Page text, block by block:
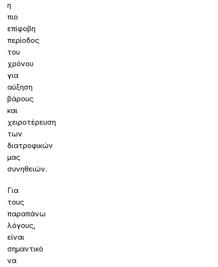
η
πιο
επίφοβη
περίοδος
του
χρόνου
για
αύξηση
βάρους
και
χειροτέρευση
των
διατροφικών
μας
συνηθειών.
Για
τους
παραπάνω
λόγους,
είναι
σημαντικό
να